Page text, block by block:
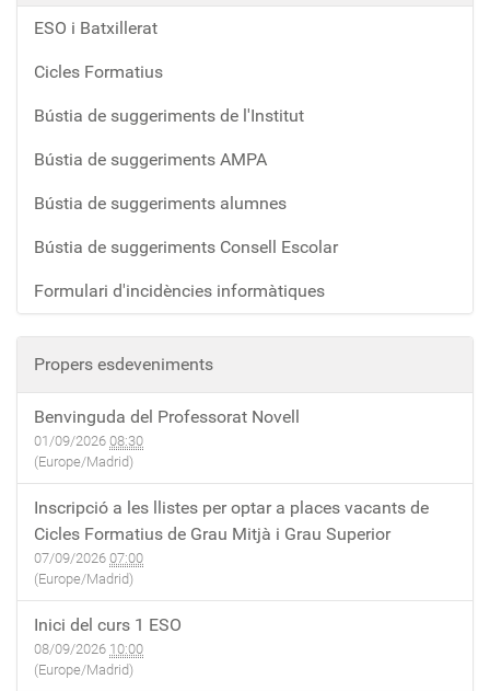
ESO i Batxillerat
Cicles Formatius
Bústia de suggeriments de l'Institut
Bústia de suggeriments AMPA
Bústia de suggeriments alumnes
Bústia de suggeriments Consell Escolar
Formulari d'incidències informàtiques
Propers esdeveniments
Benvinguda del Professorat Novell
01/09/2026 08:30
(Europe/Madrid)
Inscripció a les llistes per optar a places vacants de
Cicles Formatius de Grau Mitjà i Grau Superior
07/09/2026 07:00
(Europe/Madrid)
Inici del curs 1 ESO
08/09/2026 10:00
(Europe/Madrid)